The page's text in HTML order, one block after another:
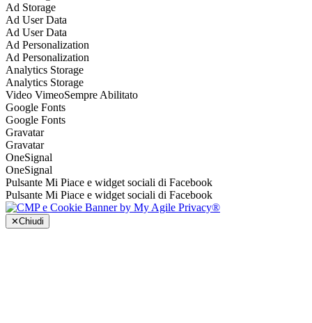
Ad Storage
Ad User Data
Ad User Data
Ad Personalization
Ad Personalization
Analytics Storage
Analytics Storage
Video VimeoSempre Abilitato
Google Fonts
Google Fonts
Gravatar
Gravatar
OneSignal
OneSignal
Pulsante Mi Piace e widget sociali di Facebook
Pulsante Mi Piace e widget sociali di Facebook
✕Chiudi